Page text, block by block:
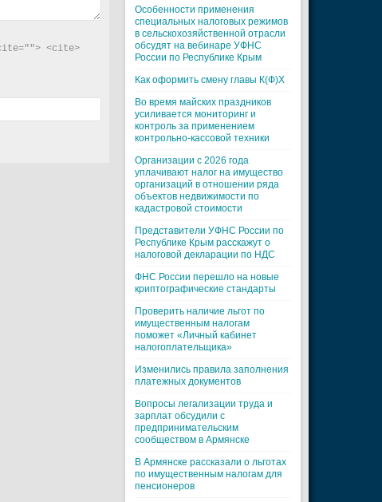
<cite>
Особенности применения
специальных налоговых режимов
в сельскохозяйственной отрасли
обсудят на вебинаре УФНС
России по Республике Крым
Как оформить смену главы К(Ф)Х
Во время майских праздников
усиливается мониторинг и
контроль за применением
контрольно-кассовой техники
Организации с 2026 года
уплачивают налог на имущество
организаций в отношении ряда
объектов недвижимости по
кадастровой стоимости
Представители УФНС России по
Республике Крым расскажут о
налоговой декларации по НДС
ФНС России перешло на новые
криптографические стандарты
Проверить наличие льгот по
имущественным налогам
поможет «Личный кабинет
налогоплательщика»
Изменились правила заполнения
платежных документов
Вопросы легализации труда и
зарплат обсудили с
предпринимательским
сообществом в Армянске
В Армянске рассказали о льготах
по имущественным налогам для
пенсионеров